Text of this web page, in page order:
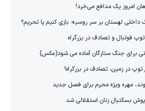
امروز یک مدافع می‌خرد!
داخلی لهستان بر سر روسیه: بازی کنیم یا تحریم؟
فوتبال و تصادف در بزرگراه
برای جنگ ستارگان آماده می شود(عکس)
در زمین، تصادف در بزرگراه!
مهره ویژه محرم برای فصل جدید
بسکتبال زنان استقلالی شد